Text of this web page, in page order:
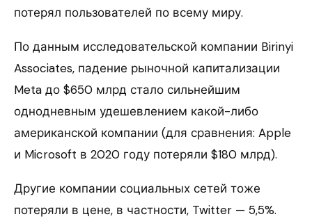
потерял пользователей по всему миру.
По данным исследовательской компании Birinyi
Associates, падение рыночной капитализации
Meta до $650 млрд стало сильнейшим
однодневным удешевлением какой-либо
американской компании (для сравнения: Apple
и Microsoft в 2020 году потеряли $180 млрд).
Другие компании социальных сетей тоже
потеряли в цене, в частности, Twitter — 5,5%.